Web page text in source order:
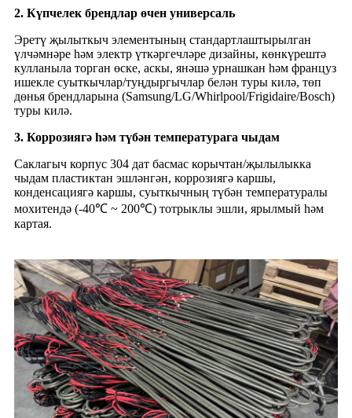
2. Күпчелек брендлар өчен универсаль
Эретү җылыткыч элементының стандартлаштырылган
үлчәмнәре һәм электр үткәргечләре дизайны, көнкүрештә
кулланыла торган өске, аскы, янәшә урнашкан һәм француз
ишекле суыткычлар/туңдыргычлар белән туры килә, төп
дөнья брендларына (Samsung/LG/Whirlpool/Frigidaire/Bosch)
туры килә.
3. Коррозиягә һәм түбән температурага чыдам
Саклагыч корпус 304 дат басмас корычтан/җылылыкка
чыдам пластиктан эшләнгән, коррозиягә каршы,
конденсациягә каршы, суыткычның түбән температуралы
мохитендә (-40℃ ~ 200℃) тотрыклы эшли, ярылмый һәм
картая.